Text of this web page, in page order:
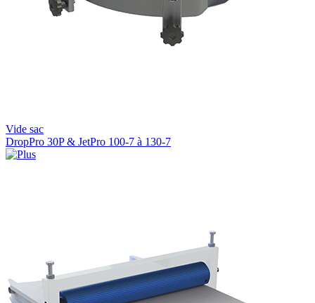
Vide sac
DropPro 30P & JetPro 100-7 à 130-7